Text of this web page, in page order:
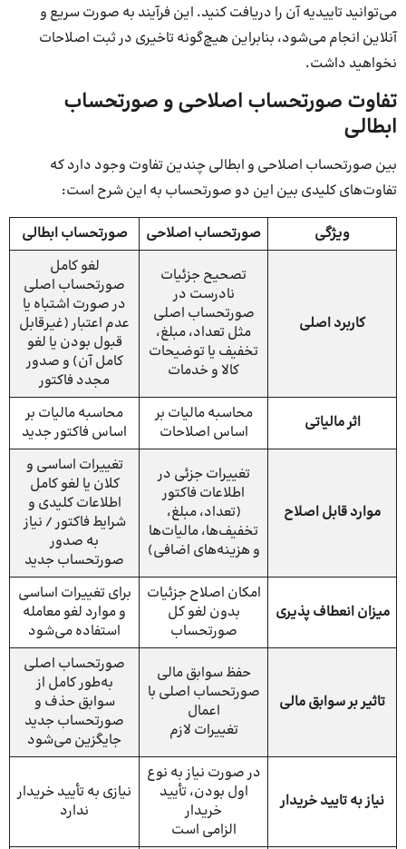
می‌توانید تاییدیه آن را دریافت کنید. این فرآیند به صورت سریع و
آنلاین انجام می‌شود، بنابراین هیچ‌گونه تاخیری در ثبت اصلاحات
نخواهید داشت.
تفاوت صورتحساب اصلاحی و صورتحساب
ابطالی
بین صورتحساب اصلاحی و ابطالی چندین تفاوت وجود دارد که
تفاوت‌های کلیدی بین این دو صورتحساب به این شرح است:
ویژگی صورتحساب اصلاحی صورتحساب ابطالی
کاربرد اصلی
تصحیح جزئیات
نادرست در
صورتحساب اصلی
مثل تعداد، مبلغ،
تخفیف یا توضیحات
کالا و خدمات
لغو کامل
صورتحساب اصلی
در صورت اشتباه یا
عدم اعتبار (غیرقابل
قبول بودن یا لغو
کامل آن) و صدور
مجدد فاکتور
اثر مالیاتی
محاسبه مالیات بر
اساس اصلاحات
محاسبه مالیات بر
اساس فاکتور جدید
موارد قابل اصلاح
تغییرات جزئی در
اطلاعات فاکتور
(تعداد، مبلغ،
تخفیف‌ها، مالیات‌ها
و هزینه‌های اضافی)
تغییرات اساسی و
کلان یا لغو کامل
اطلاعات کلیدی و
شرایط فاکتور / نیاز
به صدور
صورتحساب جدید
میزان انعطاف پذیری
امکان اصلاح جزئیات
بدون لغو کل
صورتحساب
برای تغییرات اساسی
و موارد لغو معامله
استفاده می‌شود
تاثیر بر سوابق مالی
حفظ سوابق مالی
صورتحساب اصلی با
اعمال
تغییرات لازم
صورتحساب اصلی
به‌طور کامل از
سوابق حذف و
صورتحساب جدید
جایگزین می‌شود
نیاز به تایید خریدار
در صورت نیاز به نوع
اول بودن، تأیید
خریدار
الزامی است
نیازی به تأیید خریدار
ندارد